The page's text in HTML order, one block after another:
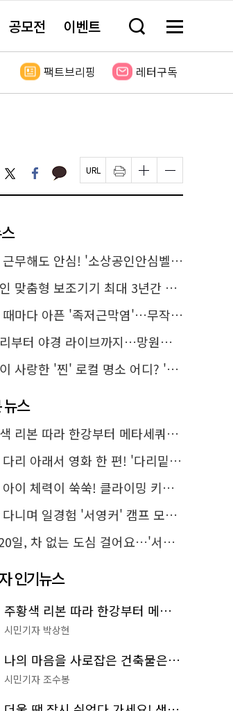
공모전 이벤트 검
창
기
메
전
보
팩트브리핑 레터구독
트
위
터
페
이
스
카
카 페
이
지
인
쇄
하
글
자
크
하
기
글
자
크
하
기
무해도 안심! '소상공인안심벨' 신청하세요
춤형 보조기기 최대 3년간 무상 대여…삶의 질 높인다
다 아픈 '족저근막염'…무작정 참지 말고 '이것' 해보세요!
터 야경 라이브까지…망원한강공원 알짜 코스
랑한 '찐' 로컬 명소 어디? '서울에디션25' 추천 코스
뉴스
따라 한강부터 메타세쿼이아 숲길까지…서울둘레길 15코스
아래서 영화 한 편! '다리밑 영화관' 무료 상영
체력이 쑥쑥! 클라이밍 키즈카페·어린이 체력장
니며 일경험 '서영커' 캠프 모집…전액 무료
차 없는 도심 걸어요…'서울 걷자 페스티벌' 선착순 5천명
인기뉴스
주황색 리본 따라 한강부터 메타세쿼이아 숲길까지…서울둘레길 15코스
시민기자 박상현
나의 마음을 사로잡은 건축물은? '서울시 건축상' 수상작 공개!
시민기자 조수봉